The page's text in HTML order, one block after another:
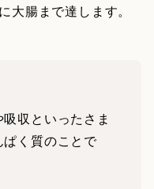
大腸まで達します。
収といったさま
く質のことで